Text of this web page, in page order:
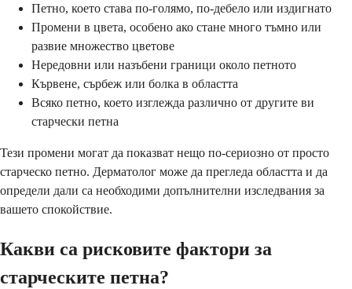
Петно, което става по-голямо, по-дебело или издигнато
Промени в цвета, особено ако стане много тъмно или
развие множество цветове
Нередовни или назъбени граници около петното
Кървене, сърбеж или болка в областта
Всяко петно, което изглежда различно от другите ви
старчески петна
Тези промени могат да показват нещо по-сериозно от просто
старческо петно. Дерматолог може да прегледа областта и да
определи дали са необходими допълнителни изследвания за
вашето спокойствие.
Какви са рисковите фактори за
старческите петна?